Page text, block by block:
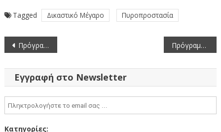
Tagged Δικαστικό Μέγαρο Πυροπροστασία
Πλοήγηση
άρθρων
Πρόγραμμα εορτασμού της ημέρας των Ενόπλων Δυνάμεων (21-11-2023) Πρόγραμμα εορτασμού της Εθνικής Αντίστασης 26-11-2023
Εγγραφή στο Newsletter
Κατηγορίες: